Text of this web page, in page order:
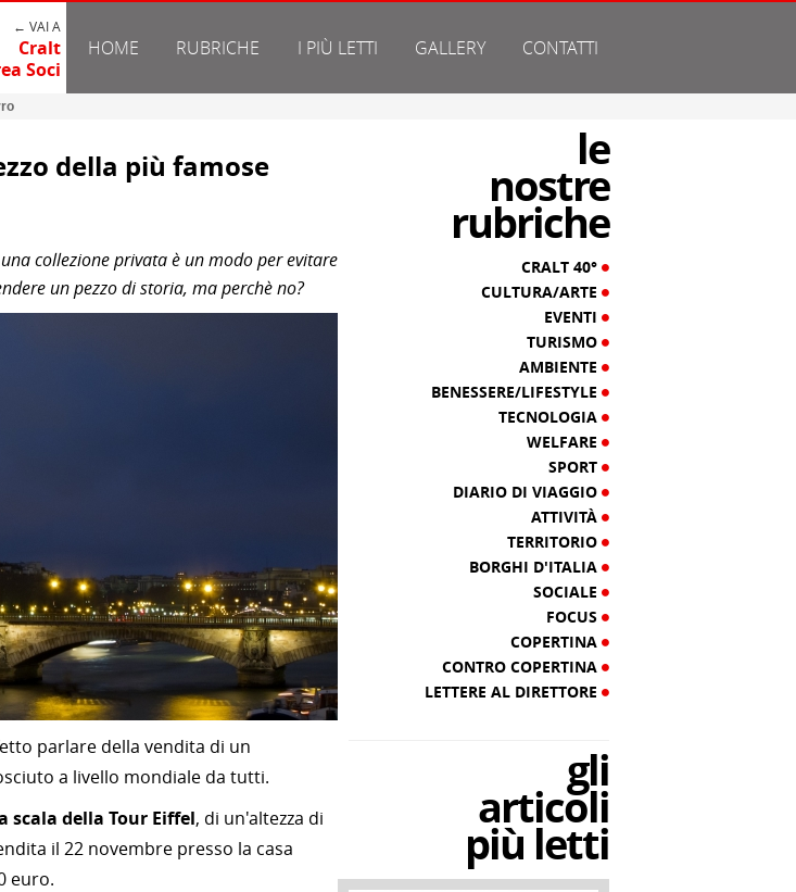
← VAI A
Cralt
Soci
HOME RUBRICHE I PIÙ LETTI GALLERY CONTATTI
della più famose
collezione privata è un modo per evitare
un pezzo di storia, ma perchè no?
parlare della vendita di un
a livello mondiale da tutti.
scala della Tour Eiffel, di un'altezza di
il 22 novembre presso la casa
euro.
le
nostre
rubriche
CRALT 40°
CULTURA/ARTE
EVENTI
TURISMO
AMBIENTE
BENESSERE/LIFESTYLE
TECNOLOGIA
WELFARE
SPORT
DIARIO DI VIAGGIO
ATTIVITÀ
TERRITORIO
BORGHI D'ITALIA
SOCIALE
FOCUS
COPERTINA
CONTRO COPERTINA
LETTERE AL DIRETTORE
gli
articoli
più letti